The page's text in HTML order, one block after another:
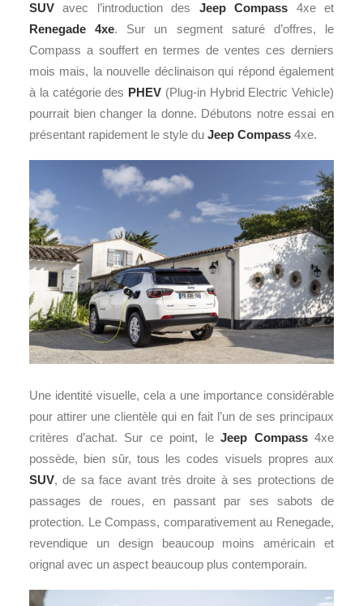
SUV avec l’introduction des JeepCompass 4xe et
Renegade 4xe. Sur un segment saturé d’offres, le
Compass a souffert en termes de ventes ces derniers
mois mais, la nouvelle déclinaison qui répond également
à la catégorie des PHEV (Plug-in Hybrid Electric Vehicle)
pourrait bien changer la donne. Débutons notre essai en
présentant rapidement le style du Jeep Compass 4xe.
Une identité visuelle, cela a une importance considérable
pour attirer une clientèle qui en fait l’un de ses principaux
critères d’achat. Sur ce point, le Jeep Compass4xe
possède, bien sûr, tous les codes visuels propres aux
SUV, de sa face avant très droite à ses protections de
passages de roues, en passant par ses sabots de
protection. Le Compass, comparativement au Renegade,
revendique un design beaucoup moins américain et
orignal avec un aspect beaucoup plus contemporain.